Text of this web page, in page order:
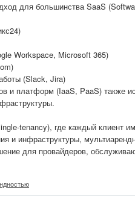
для большинства SaaS
Workspace, Microsoft 365)
(Slack, Jira)
и платформ (IaaS, PaaS) также
tenancy), где каждый клиент
и инфраструктуры,
для провайдеров,